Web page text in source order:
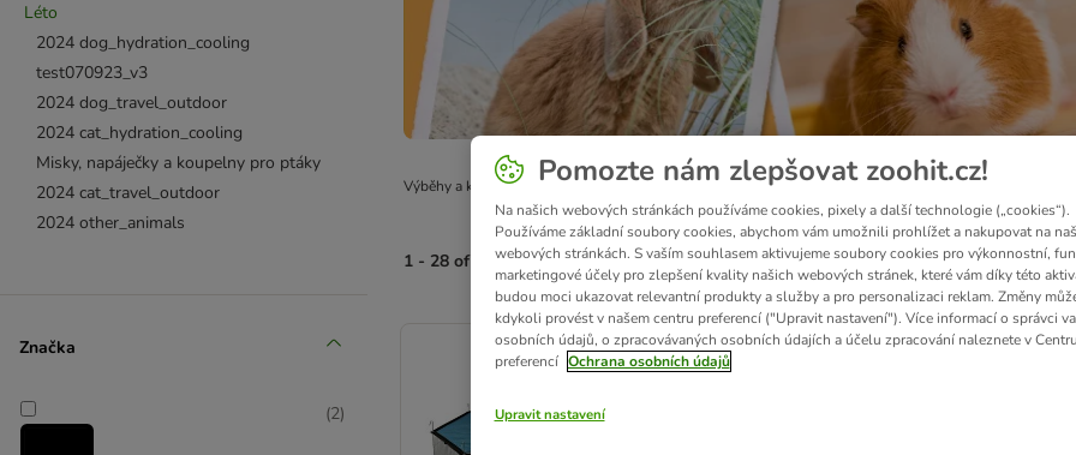
Léto
2024 dog_hydration_cooling
test070923_v3
2024 dog_travel_outdoor
2024 cat_hydration_cooling
Misky, napáječky a koupelny pro ptáky
2024 cat_travel_outdoor
2024 other_animals
Značka
(2)
Výběhy a králíkárny pro malá zvířata
1 - 28 of 28 výsledků
product items have been changed
Pomozte nám zlepšovat zoohit.cz!
Na našich webových stránkách používáme cookies, pixely a další technologie („cookies“).
Používáme základní soubory cookies, abychom vám umožnili prohlížet a nakupovat na
webových stránkách. S vaším souhlasem aktivujeme soubory cookies pro výkonnostní,
marketingové účely pro zlepšení kvality našich webových stránek, které vám díky této
budou moci ukazovat relevantní produkty a služby a pro personalizaci reklam. Změny
kdykoli provést v našem centru preferencí ("Upravit nastavení"). Více informací o správci
osobních údajů, o zpracovávaných osobních údajích a účelu zpracování naleznete v
preferencí Ochrana osobních údajů
Upravit nastavení